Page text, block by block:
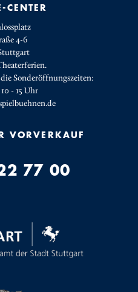
CENTER
4-6
Sonderöffnungszeiten:
- 15 Uhr
VORVERKAUF
77 00